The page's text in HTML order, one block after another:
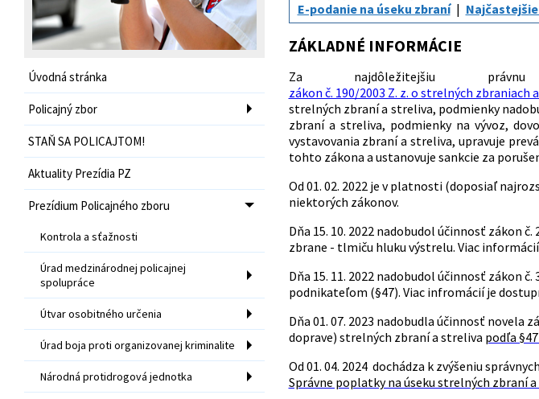
Úvodná stránka
Policajný zbor
STAŇ SA POLICAJTOM!
Aktuality Prezídia PZ
Prezídium Policajného zboru
Kontrola a sťažnosti
Úrad medzinárodnej policajnej
spolupráce
Útvar osobitného určenia
Úrad boja proti organizovanej kriminalite
Národná protidrogová jednotka
E-podanie na úseku zbraní
ZÁKLADNÉ INFORMÁCIE
Za najdôležitejšiu
zákon č. 190/2003 Z. z. o strelných
strelných zbraní a streliva, podmienky
zbraní a streliva, podmienky na vývoz,
vystavovania zbraní a streliva, upravuje
tohto zákona a ustanovuje sankcie za
Od 01. 02. 2022 je v platnosti (doposiaľ
niektorých zákonov.
Dňa 15. 10. 2022 nadobudol účinnosť zákon
zbrane - tlmiču hluku výstrelu. Viac
Dňa 15. 11. 2022 nadobudol účinnosť zákon
podnikateľom (§47). Viac infromácií je
Dňa 01. 07. 2023 nadobudla účinnosť novela
doprave) strelných zbraní a streliva podľa
Od 01. 04. 2024 dochádza k zvýšeniu
Správne poplatky na úseku strelných zbraní